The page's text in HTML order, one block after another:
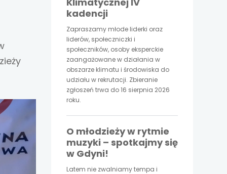
kadencji
Zapraszamy młode liderki oraz
liderów, społeczniczki i
społeczników, osoby eksperckie
zaangażowane w działania w
obszarze klimatu i środowiska do
udziału w rekrutacji. Zbieranie
zgłoszeń trwa do 16 sierpnia 2026
roku.
O młodzieży w rytmie
muzyki – spotkajmy się
w Gdyni!
Latem nie zwalniamy tempa i